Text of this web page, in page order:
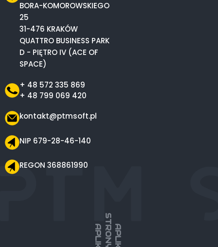
BORA-KOMOROWSKIEGO
25
31-476 KRAKÓW
QUATTRO BUSINESS PARK
D - PIĘTRO IV (ACE OF
SPACE)
+ 48 572 335 869
+ 48 799 069 420
kontakt@ptmsoft.pl
NIP 679-28-46-140
REGON 368861990